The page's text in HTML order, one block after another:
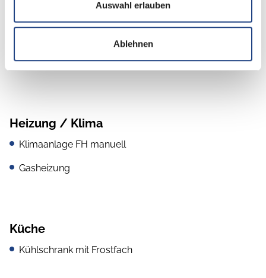
Auswahl erlauben
Ablehnen
Fahrerhaus-Verdunklungssystem
Fahrerhaussitze drehbar
Heizung / Klima
Klimaanlage FH manuell
Gasheizung
Küche
Kühlschrank mit Frostfach